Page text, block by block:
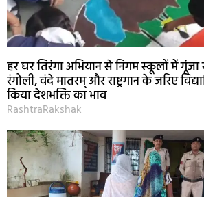
हर घर तिरंगा अभियान से निगम स्कूलों में गूंजा
रंगोली, वंदे मातरम् और राष्ट्रगान के जरिए
किया देशभक्ति का भाव
RashtraRakshak